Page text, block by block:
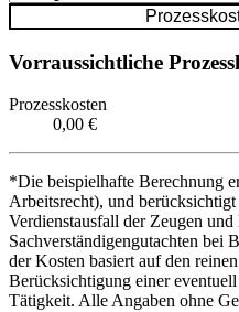
Vorraussichtliche
Prozesskosten
0,00 €
*Die beispielhafte Berechnung
Arbeitsrecht), und
Verdienstausfall der Zeugen und
Sachverständigengutachten bei
der Kosten basiert auf den
Berücksichtigung einer
Tätigkeit. Alle Angaben ohne